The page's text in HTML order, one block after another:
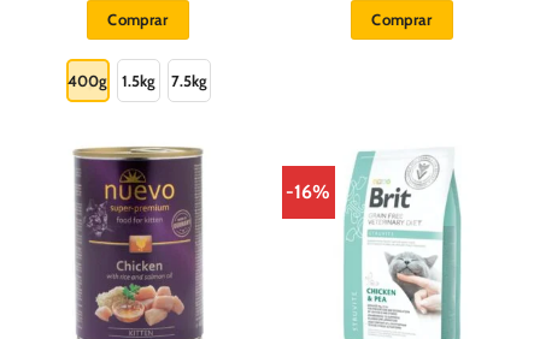
Comprar
producto
tiene
variantes.
Las
opciones
se
pueden
elegir
en
la
400g 1.5kg 7.5kg
Comprar
-16%